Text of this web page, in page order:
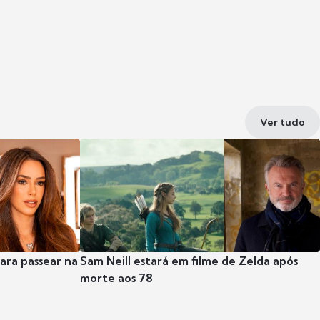
Ver tudo
passear na Sam Neill estará em filme de Zelda após
morte aos 78